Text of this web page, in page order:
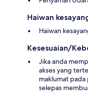
Haiwan
Haiwan
Kesesuaian/
Jika anda
akses yang
maklumat
selepas